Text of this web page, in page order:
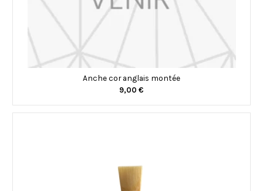
Anche cor anglais montée
9,00 €